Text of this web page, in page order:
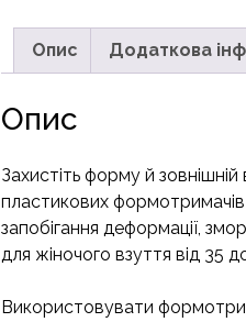
Опис Додаткова
Опис
Захистіть форму й
пластикових
запобігання деформації,
для жіночого взуття від 35
Використовувати